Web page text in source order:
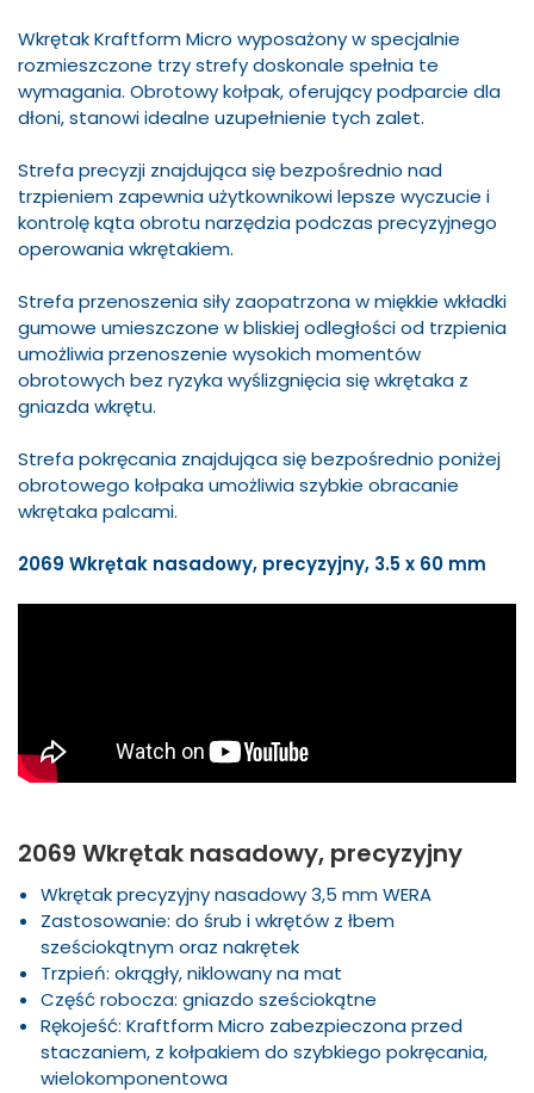
Wkrętak Kraftform Micro wyposażony w specjalnie
rozmieszczone trzy strefy doskonale spełnia te
wymagania. Obrotowy kołpak, oferujący podparcie dla
dłoni, stanowi idealne uzupełnienie tych zalet.
Strefa precyzji znajdująca się bezpośrednio nad
trzpieniem zapewnia użytkownikowi lepsze wyczucie i
kontrolę kąta obrotu narzędzia podczas precyzyjnego
operowania wkrętakiem.
Strefa przenoszenia siły zaopatrzona w miękkie wkładki
gumowe umieszczone w bliskiej odległości od trzpienia
umożliwia przenoszenie wysokich momentów
obrotowych bez ryzyka wyślizgnięcia się wkrętaka z
gniazda wkrętu.
Strefa pokręcania znajdująca się bezpośrednio poniżej
obrotowego kołpaka umożliwia szybkie obracanie
wkrętaka palcami.
2069 Wkrętak nasadowy, precyzyjny, 3.5 x 60 mm
2069 Wkrętak nasadowy, precyzyjny
Wkrętak precyzyjny nasadowy 3,5 mm WERA
Zastosowanie: do śrub i wkrętów z łbem
sześciokątnym oraz nakrętek
Trzpień: okrągły, niklowany na mat
Część robocza: gniazdo sześciokątne
Rękojeść: Kraftform Micro zabezpieczona przed
staczaniem, z kołpakiem do szybkiego pokręcania,
wielokomponentowa